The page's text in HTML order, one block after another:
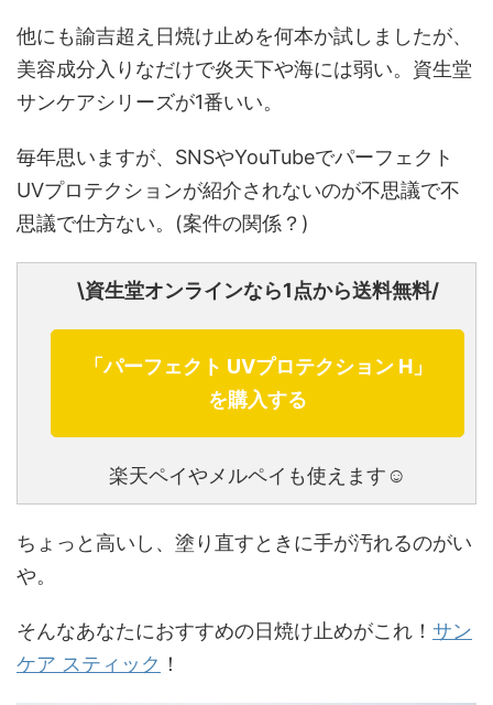
他にも諭吉超え日焼け止めを何本か試しましたが、
美容成分入りなだけで炎天下や海には弱い。資生堂
サンケアシリーズが1番いい。
毎年思いますが、SNSやYouTubeでパーフェクト
UVプロテクションが紹介されないのが不思議で不
思議で仕方ない。(案件の関係？)
\資生堂オンラインなら1点から送料無料/
「パーフェクト UVプロテクション H」
を購入する
楽天ペイやメルペイも使えます☺
ちょっと高いし、塗り直すときに手が汚れるのがい
や。
そんなあなたにおすすめの日焼け止めがこれ！ サン
ケア スティック ！